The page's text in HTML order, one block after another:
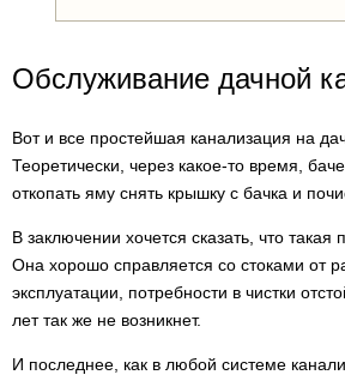
Обслуживание дачной
Вот и все простейшая канализация на
Теоретически, через какое-то время,
откопать яму снять крышку с бачка и
В заключении хочется сказать, что
Она хорошо справляется со стоками от
эксплуатации, потребности в чистки
лет так же не возникнет.
И последнее, как в любой системе